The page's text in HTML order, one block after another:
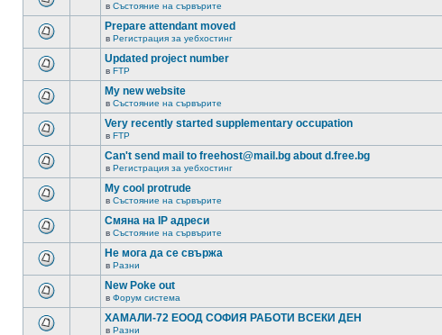
в Състояние на сървърите
Prepare attendant moved
в Регистрация за уебхостинг
Updated project number
в FTP
My new website
в Състояние на сървърите
Very recently started supplementary occupation
в FTP
Can't send mail to freehost@mail.bg about d.free.bg
в Регистрация за уебхостинг
My cool protrude
в Състояние на сървърите
Смяна на IP адреси
в Състояние на сървърите
Не мога да се свържа
в Разни
New Poke out
в Форум система
ХАМАЛИ-72 ЕООД СОФИЯ РАБОТИ ВСЕКИ ДЕН
в Разни